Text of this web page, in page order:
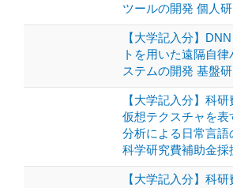
ツールの開発 個人
【大学記入分】
トを用いた遠隔自
ステムの開発 基盤
【大学記入分】科
仮想テクスチャを
分析による日常言
科学研究費補助金採
【大学記入分】科